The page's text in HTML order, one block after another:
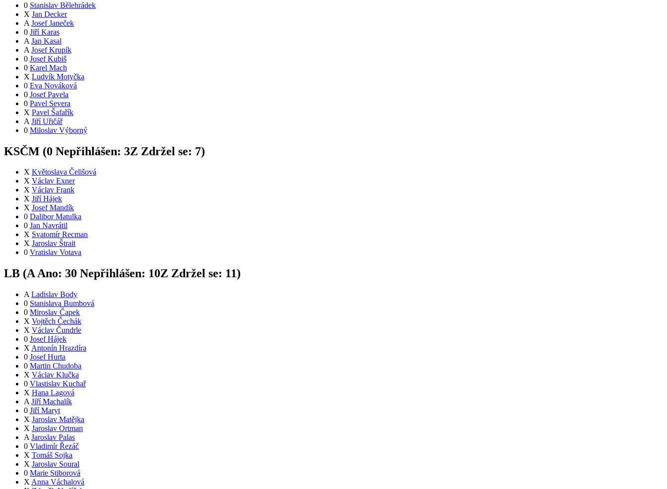
0 Stanislav Bělehrádek
X Jan Decker
A Josef Janeček
0 Jiří Karas
A Jan Kasal
A Josef Krupík
0 Josef Kubiš
0 Karel Mach
X Ludvík Motyčka
0 Eva Nováková
0 Josef Pavela
0 Pavel Severa
X Pavel Šafařík
A Jiří Uřičář
0 Miloslav Výborný
KSČM (0 Nepřihlášen: 3Z Zdržel se: 7)
X Květoslava Čelišová
X Václav Exner
X Václav Frank
X Jiří Hájek
X Josef Mandík
0 Dalibor Matulka
0 Jan Navrátil
X Svatomír Recman
X Jaroslav Štrait
0 Vratislav Votava
LB (AAno: 30 Nepřihlášen: 10Z Zdržel se: 11)
A Ladislav Body
0 Stanislava Bumbová
0 Miroslav Čapek
X Vojtěch Čechák
X Václav Čundrle
0 Josef Hájek
X Antonín Hrazdíra
0 Josef Hurta
0 Martin Chudoba
X Václav Klučka
0 Vlastislav Kuchař
X Hana Lagová
A Jiří Machalík
0 Jiří Maryt
X Jaroslav Matějka
X Jaroslav Ortman
A Jaroslav Palas
0 Vladimír Řezáč
X Tomáš Sojka
X Jaroslav Soural
0 Marie Stiborová
X Anna Váchalová